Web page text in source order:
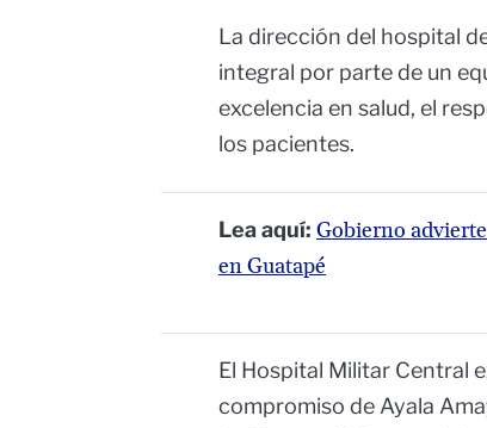
La dirección del hospital
integral por parte de un
excelencia en salud, el
los pacientes.
Lea aquí: Gobierno
en Guatapé
El Hospital Militar Central
compromiso de Ayala